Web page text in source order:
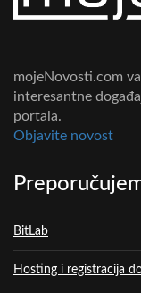
mojeNovosti.com
interesantne
portala.
Objavite novost
BitLab
Hosting i registracija